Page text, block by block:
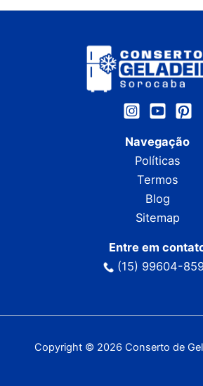
Navegação
Políticas
Termos
Blog
Sitemap
Entre em
(15) 99604-
Copyright © 2026 Conserto de